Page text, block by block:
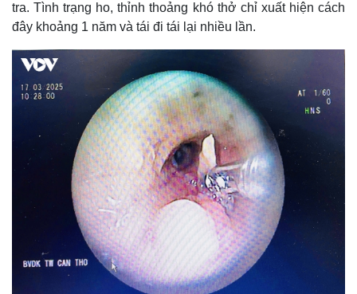
Thế giới
Quan sát
Cuộc sống đó đây
Multimedia
Video
Ảnh
E-Magazine
tra. Tình trạng ho, thỉnh thoảng khó thở chỉ xuất hiện cách
đây khoảng 1 năm và tái đi tái lại nhiều lần.